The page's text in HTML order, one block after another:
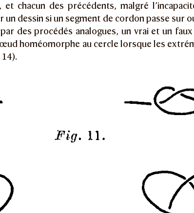
chacun des précédents, malgré
un dessin si un segment de cordon passe sur
des procédés analogues, un vrai et un
homéomorphe au cercle lorsque les